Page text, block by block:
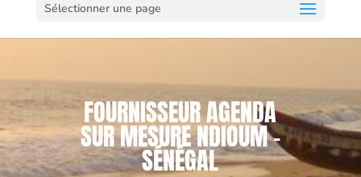
Sélectionner une page
FOURNISSEUR AGENDA
SUR MESURE NDIOUM -
SÉNÉGAL